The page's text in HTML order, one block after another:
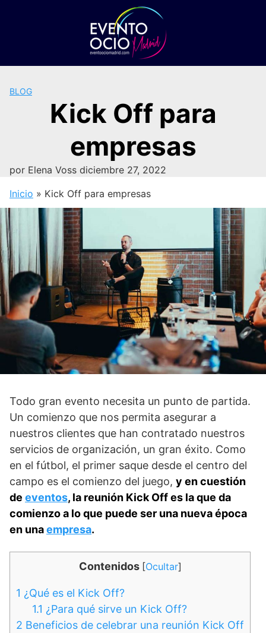
BLOG
Kick Off para
empresas
por Elena Voss diciembre 27, 2022
Inicio » Kick Off para empresas
Todo gran evento necesita un punto de partida.
Un comienzo que nos permita asegurar a
nuestros clientes que han contratado nuestros
servicios de organización, un gran éxito. Como
en el fútbol, el primer saque desde el centro del
campo es el comienzo del juego, y en cuestión
de eventos, la reunión Kick Off es la que da
comienzo a lo que puede ser una nueva época
en unaempresa.
Contenidos [Ocultar]
1 ¿Qué es el Kick Off?
1.1 ¿Para qué sirve un Kick Off?
2 Beneficios de celebrar una reunión Kick Off